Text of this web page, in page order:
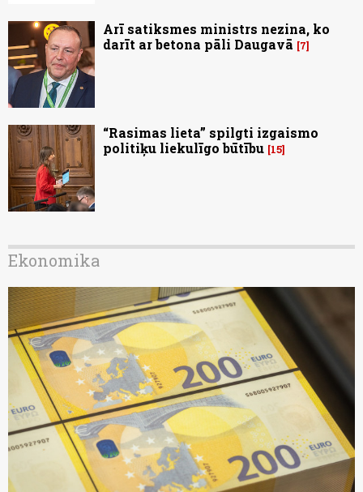
Arī satiksmes ministrs nezina, ko
darīt ar betona pāli Daugavā
7
“Rasimas lieta” spilgti izgaismo
politiķu liekulīgo būtību 15
Ekonomika